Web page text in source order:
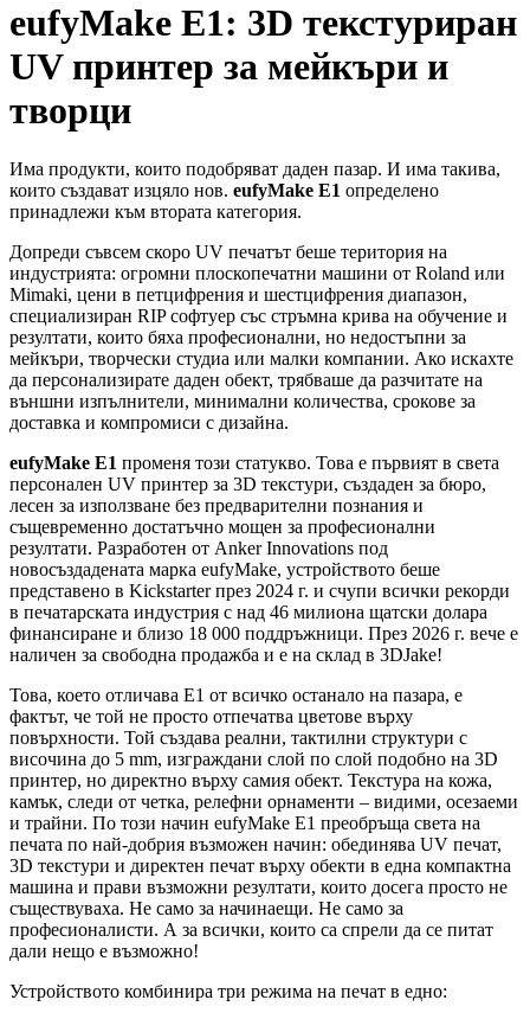
eufyMake E1: 3D текстуриран
UV принтер за мейкъри и
творци
Има продукти, които подобряват даден пазар. И има такива,
които създават изцяло нов. eufyMake E1 определено
принадлежи към втората категория.
Допреди съвсем скоро UV печатът беше територия на
индустрията: огромни плоскопечатни машини от Roland или
Mimaki, цени в петцифрения и шестцифрения диапазон,
специализиран RIP софтуер със стръмна крива на обучение и
резултати, които бяха професионални, но недостъпни за
мейкъри, творчески студиа или малки компании. Ако искахте
да персонализирате даден обект, трябваше да разчитате на
външни изпълнители, минимални количества, срокове за
доставка и компромиси с дизайна.
eufyMake E1 променя този статукво. Това е първият в света
персонален UV принтер за 3D текстури, създаден за бюро,
лесен за използване без предварителни познания и
същевременно достатъчно мощен за професионални
резултати. Разработен от Anker Innovations под
новосъздадената марка eufyMake, устройството беше
представено в Kickstarter през 2024 г. и счупи всички рекорди
в печатарската индустрия с над 46 милиона щатски долара
финансиране и близо 18 000 поддръжници. През 2026 г. вече е
наличен за свободна продажба и е на склад в 3DJake!
Това, което отличава E1 от всичко останало на пазара, е
фактът, че той не просто отпечатва цветове върху
повърхности. Той създава реални, тактилни структури с
височина до 5 mm, изграждани слой по слой подобно на 3D
принтер, но директно върху самия обект. Текстура на кожа,
камък, следи от четка, релефни орнаменти – видими, осезаеми
и трайни. По този начин eufyMake E1 преобръща света на
печата по най-добрия възможен начин: обединява UV печат,
3D текстури и директен печат върху обекти в една компактна
машина и прави възможни резултати, които досега просто не
съществуваха. Не само за начинаещи. Не само за
професионалисти. А за всички, които са спрели да се питат
дали нещо е възможно!
Устройството комбинира три режима на печат в едно: